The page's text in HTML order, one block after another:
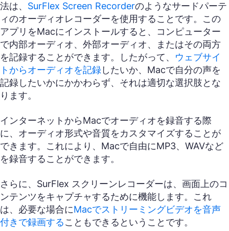
法は、 SurFlex Screen Recorderのようなサードパーテ
ィのオーディオレコーダーを使用することです。この
アプリをMacにインストールすると、コンピューター
で内部オーディオ、外部オーディオ、またはその両方
を記録することができます。したがって、 ウェブサイ
トからオーディオを記録したいか、Macで自分の声を
記録したいかにかかわらず、それは適切な選択肢とな
ります。
インターネットからMacでオーディオを録音する際
に、オーディオ形式や音質をカスタマイズすることが
できます。これにより、Macで自由にMP3、WAVなど
を録音することができます。
さらに、SurFlex スクリーンレコーダーは、画面上のコ
ンテンツをキャプチャするために機能します。これ
は、必要な場合にMacでストリーミングビデオを音声
付きで録画することもできるということです。